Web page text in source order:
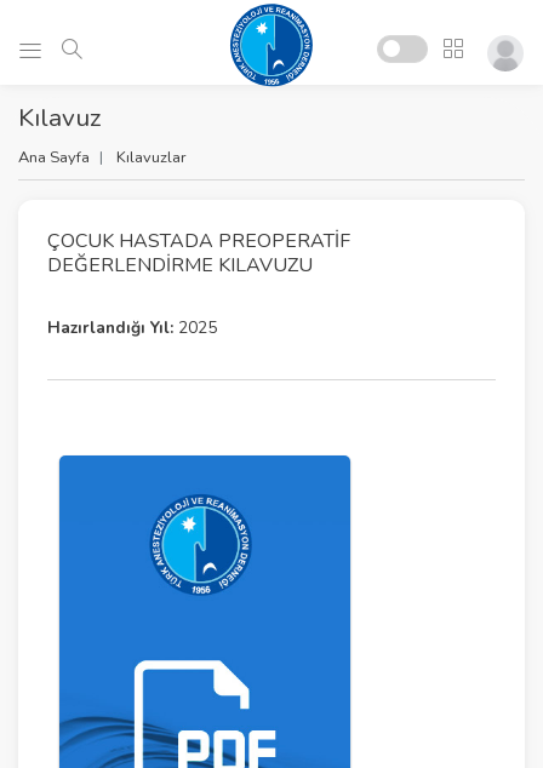
Kılavuz
Ana Sayfa Kılavuzlar
ÇOCUK HASTADA PREOPERATIF
DEĞERLENDIRME KILAVUZU
Hazırlandığı Yıl: 2025